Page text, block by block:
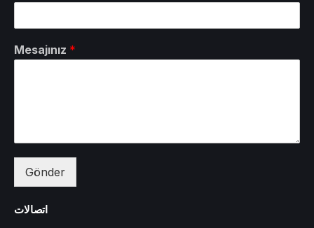
Mesajınız *
Gönder
اتصالات